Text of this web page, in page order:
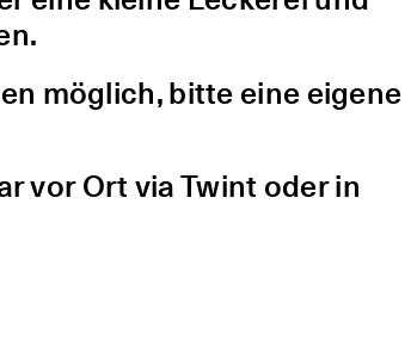
möglich, bitte eine eigene
vor Ort via Twint oder in